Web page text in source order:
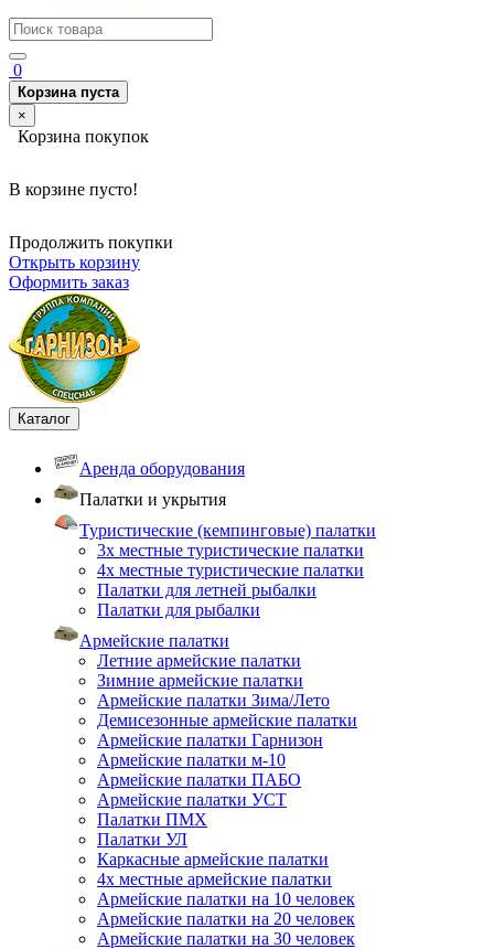
0
Корзина пуста
×
Корзина покупок
В корзине пусто!
Продолжить покупки
Открыть корзину
Оформить заказ
Каталог
Аренда оборудования
Палатки и укрытия
Туристические (кемпинговые) палатки
3х местные туристические палатки
4х местные туристические палатки
Палатки для летней рыбалки
Палатки для рыбалки
Армейские палатки
Летние армейские палатки
Зимние армейские палатки
Армейские палатки Зима/Лето
Демисезонные армейские палатки
Армейские палатки Гарнизон
Армейские палатки м-10
Армейские палатки ПАБО
Армейские палатки УСТ
Палатки ПМХ
Палатки УЛ
Каркасные армейские палатки
4х местные армейские палатки
Армейские палатки на 10 человек
Армейские палатки на 20 человек
Армейские палатки на 30 человек